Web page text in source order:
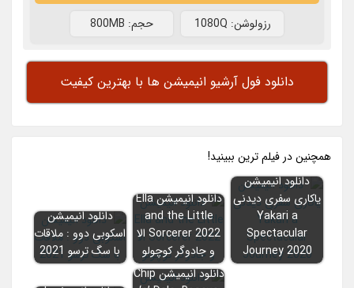
رزولوشن: 1080Q حجم: 800MB
دانلود فول آرشیو انیمیشن ها با بهترین کیفیت
همچنين در فيلم ترين ببينيد!
دانلود انیمیشن
یاکاری سفری دیدنی
Yakari a
Spectacular
Journey 2020
دانلود انیمیشن Ella
and the Little
Sorcerer 2022 الا
و جادوگر کوچولو
دانلود انیمیشن
اسکوبی دوو : ملاقات
با سگ ترسو 2021
دانلود انیمیشن Chip